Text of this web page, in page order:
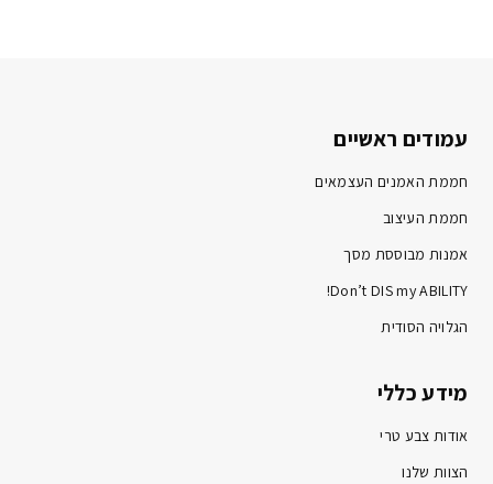
עמודים ראשיים
חממת האמנים העצמאים
חממת העיצוב
אמנות מבוססת מסך
Don’t DIS my ABILITY!
הגלויה הסודית
מידע כללי
אודות צבע טרי
הצוות שלנו